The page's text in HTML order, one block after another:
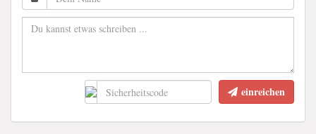
einreichen